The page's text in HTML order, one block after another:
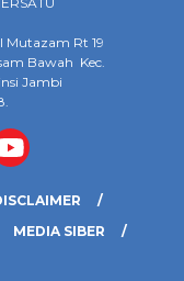
Mutazam Rt 19
Bawah Kec.
Jambi
MEDIA SIBER